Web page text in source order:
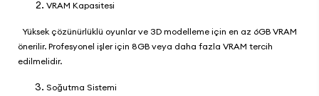
VRAM Kapasitesi
Yüksek çözünürlüklü oyunlar ve 3D modelleme için en az 6GB VRAM
önerilir. Profesyonel işler için 8GB veya daha fazla VRAM tercih
edilmelidir.
Soğutma Sistemi